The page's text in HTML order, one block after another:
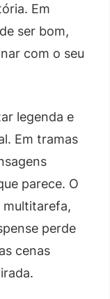
Em
ser bom,
com o seu
legenda e
Em tramas
parece. O
perde
cenas